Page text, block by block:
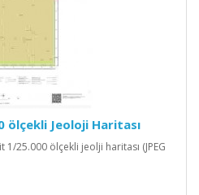
ölçekli Jeoloji Haritası
1/25.000 ölçekli jeolji haritası (JPEG